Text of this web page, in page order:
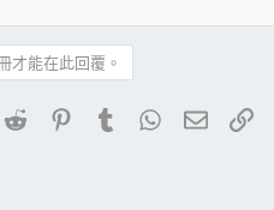
才能在此回覆。
Reddit PinterestTumblrWhatsApp
電子